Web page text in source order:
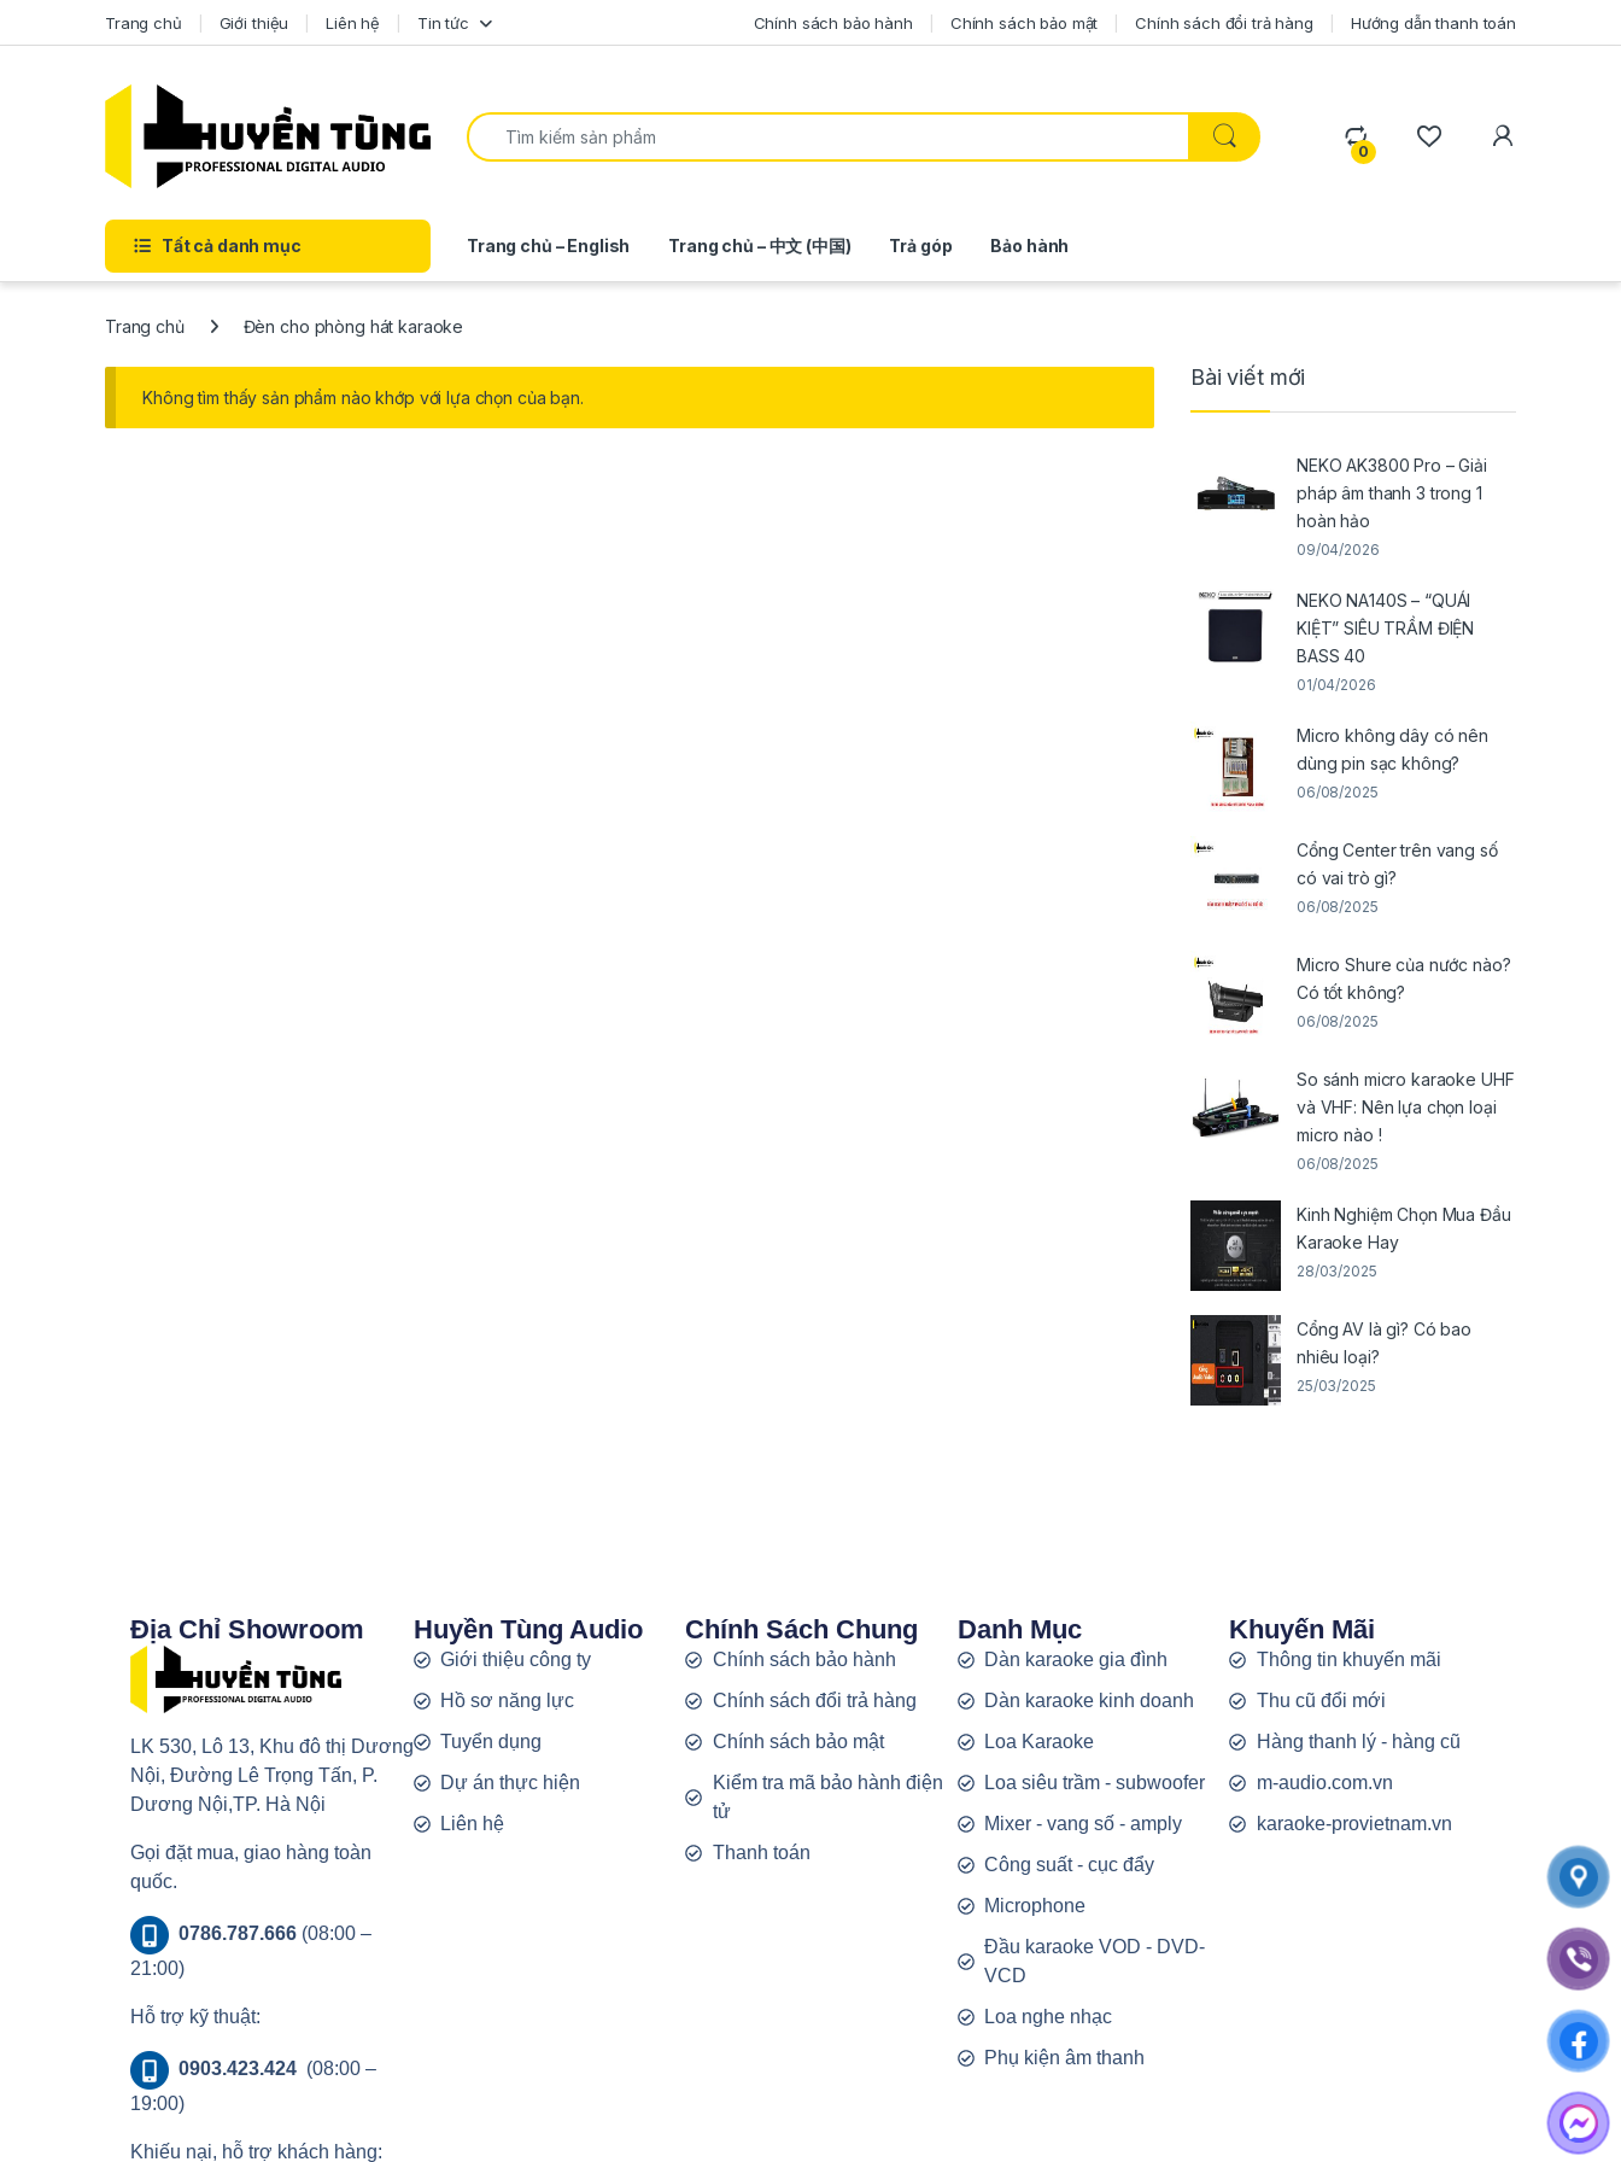
Trang chủ Giới thiệu Liên hệ Tin tức Chính sách bảo hành Chính sách bảo mật Chính sách đổi trả hàng Hướng dẫn thanh toán
0
Tất cả danh mục Trang chủ – English Trang chủ – 中文 (中国) Trả góp Bảo hành
Trang chủ Đèn cho phòng hát karaoke
Không tìm thấy sản phẩm nào khớp với lựa chọn của bạn.
Bài viết mới
NEKO AK3800 Pro – Giải
pháp âm thanh 3 trong 1
hoàn hảo
09/04/2026
NEKO NA140S – “QUÁI
KIỆT” SIÊU TRẦM ĐIỆN
BASS 40
01/04/2026
Micro không dây có nên
dùng pin sạc không?
06/08/2025
Cổng Center trên vang số
có vai trò gì?
06/08/2025
Micro Shure của nước nào?
Có tốt không?
06/08/2025
So sánh micro karaoke UHF
và VHF: Nên lựa chọn loại
micro nào !
06/08/2025
Kinh Nghiệm Chọn Mua Đầu
Karaoke Hay
28/03/2025
Cổng AV là gì? Có bao
nhiêu loại?
25/03/2025
Địa Chỉ Showroom
LK 530, Lô 13, Khu đô thị Dương
Nội, Đường Lê Trọng Tấn, P.
Dương Nội,TP. Hà Nội
Gọi đặt mua, giao hàng toàn
quốc.
0786.787.666(08:00 –
21:00)
Hỗ trợ kỹ thuật:
0903.423.424 (08:00 –
19:00)
Khiếu nại, hỗ trợ khách hàng:
Huyền Tùng Audio
Giới thiệu công ty
Hồ sơ năng lực
Tuyển dụng
Dự án thực hiện
Liên hệ
Chính Sách Chung
Chính sách bảo hành
Chính sách đổi trả hàng
Chính sách bảo mật
Kiểm tra mã bảo hành điện
tử
Thanh toán
Danh Mục
Dàn karaoke gia đình
Dàn karaoke kinh doanh
Loa Karaoke
Loa siêu trầm - subwoofer
Mixer - vang số - amply
Công suất - cục đẩy
Microphone
Đầu karaoke VOD - DVD-
VCD
Loa nghe nhạc
Phụ kiện âm thanh
Khuyến Mãi
Thông tin khuyến mãi
Thu cũ đổi mới
Hàng thanh lý - hàng cũ
m-audio.com.vn
karaoke-provietnam.vn